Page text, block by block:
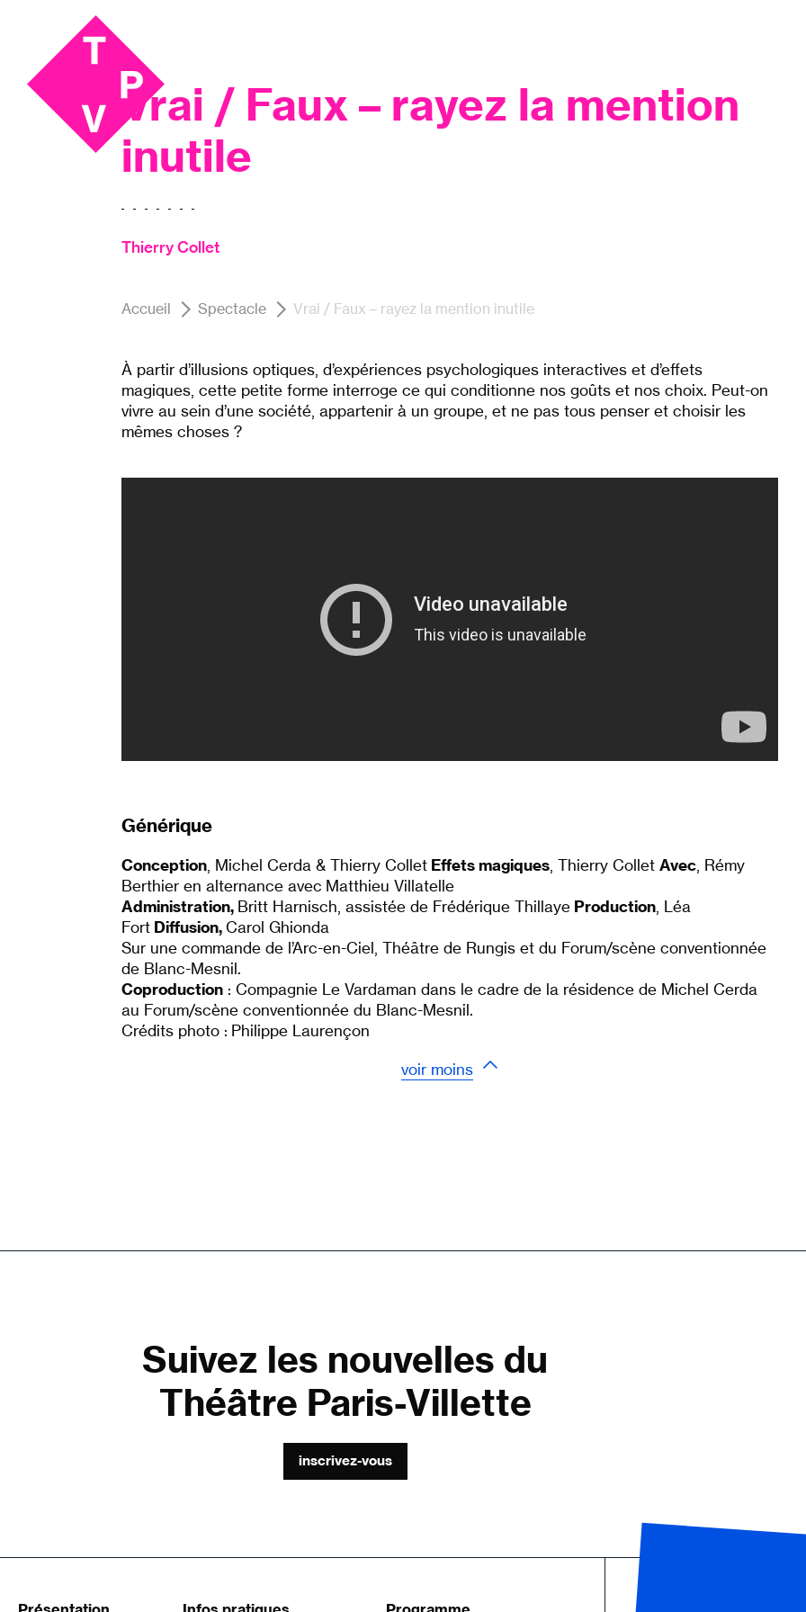
menu
contenu
Magie, Théâtre
Vrai / Faux – rayez la mention
inutile
Thierry Collet
Accueil Spectacle Vrai / Faux – rayez la mention inutile
À partir d’illusions optiques, d’expériences psychologiques interactives et d’effets
magiques, cette petite forme interroge ce qui conditionne nos goûts et nos choix. Peut-on
vivre au sein d’une société, appartenir à un groupe, et ne pas tous penser et choisir les
mêmes choses ?
Générique
Conception, Michel Cerda & Thierry Collet Effets magiques, Thierry Collet Avec, Rémy
Berthier en alternance avec Matthieu Villatelle
Administration, Britt Harnisch, assistée de Frédérique Thillaye Production, Léa
Fort Diffusion,Carol Ghionda
Sur une commande de l’Arc-en-Ciel, Théâtre de Rungis et du Forum/scène conventionnée
de Blanc-Mesnil.
Coproduction: Compagnie Le Vardaman dans le cadre de la résidence de Michel Cerda
au Forum/scène conventionnée du Blanc-Mesnil.
Crédits photo : Philippe Laurençon
voir moins
Suivez les nouvelles du
Théâtre Paris-Villette
inscrivez-vous